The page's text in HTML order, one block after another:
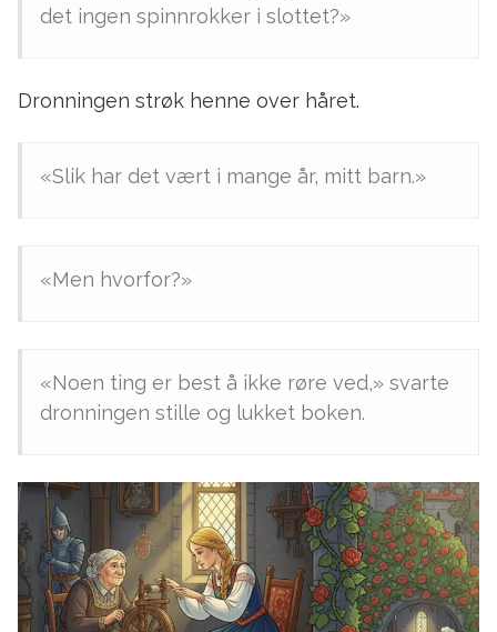
det ingen spinnrokker i slottet?»
Dronningen strøk henne over håret.
«Slik har det vært i mange år, mitt barn.»
«Men hvorfor?»
«Noen ting er best å ikke røre ved,» svarte
dronningen stille og lukket boken.